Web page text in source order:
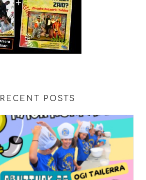
RECENT POSTS